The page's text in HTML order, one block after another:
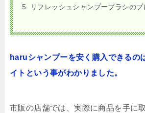
リフレッシュシャンプーブラシのプ
haruシャンプーを安く購入できるの
イトという事がわかりました。
市販の店舗では、実際に商品を手に